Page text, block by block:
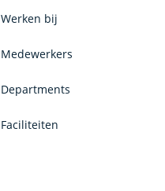
Werken bij
Medewerkers
Departments
Faciliteiten